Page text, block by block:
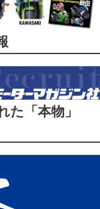
た「本物」